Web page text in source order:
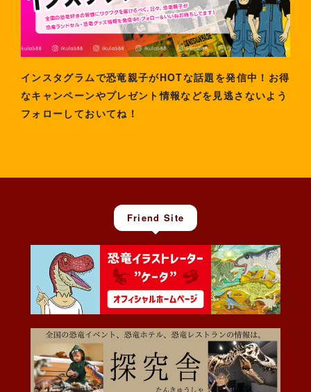
インスタグラムで恐竜親子がHOTな話題を発信中！お得
なキャンペーンやプレゼント情報などを見逃さないよう
フォローしておいてね！
Friend Site